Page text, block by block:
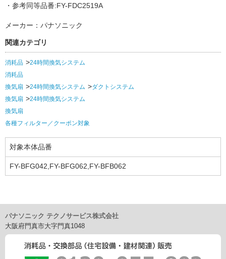
・参考同等品番:FY-FDC2519A
メーカー：パナソニック
関連カテゴリ
消耗品
24時間換気システム
消耗品
換気扇
24時間換気システム
ダクトシステム
換気扇
24時間換気システム
換気扇
各種フィルター／クーポン対象
対象本体品番
FY-BFG042,FY-BFG062,FY-BFB062
パナソニック テクノサービス株式会社
大阪府門真市大字門真1048